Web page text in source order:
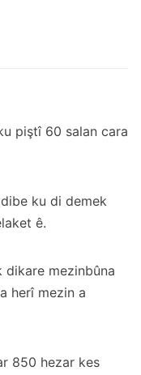
piştî 60 salan cara
ku di demek
ê.
mezinbûna
herî mezin a
850 hezar kes